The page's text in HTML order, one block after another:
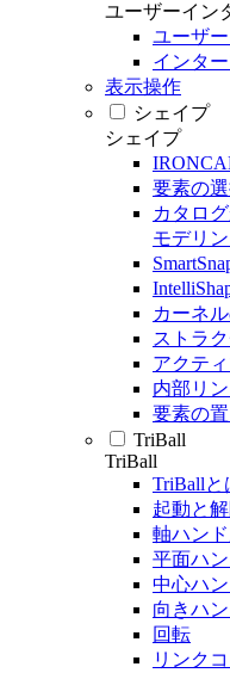
ユーザーイン
ユーザ
インタ
表示操作
シェイプ
シェイプ
要素の
カタロ
モデリ
カーネ
ストラ
アクテ
内部リ
要素の置
TriBall
TriBall
TriBallと
起動と
軸ハンド
平面ハン
中心ハン
向きハ
回転
リンク